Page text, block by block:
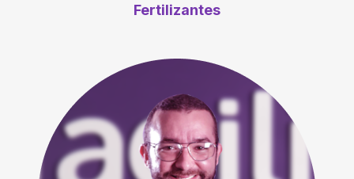
Fertilizantes